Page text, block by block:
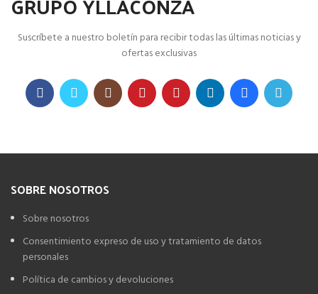
Suscríbete a nuestro boletín para recibir todas las últimas noticias y
ofertas exclusivas
SOBRE NOSOTROS
Sobre nosotros
Consentimiento expreso de uso y tratamiento de datos
personales
Política de cambios y devoluciones